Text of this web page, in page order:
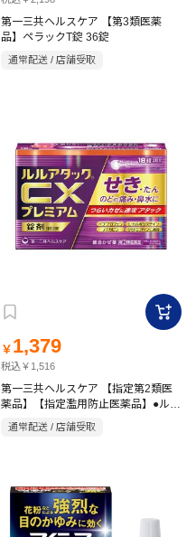
第一三共ヘルスケア 【第3類医薬
品】ペラックT錠 36錠
通常配送 / 店舗受取
￥ 1,379
税込￥1,516
第一三共ヘルスケア 【指定第2類医
薬品】【指定濫用防止医薬品】●ルル
アタックCX プレミアム 18錠
通常配送 / 店舗受取